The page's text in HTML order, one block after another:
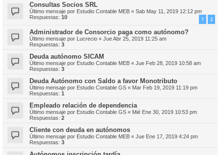
Consultas Socios SRL
Último mensaje por Estudio Contable MEB « Sab May 11, 2019 12:12 pm
Respuestas: 10 1 2
Administrador de Consorcio paga como autónomo?
Último mensaje por Lucrecio « Jue Abr 25, 2019 11:25 am
Respuestas: 3
Deuda autónomo SICAM
Último mensaje por Estudio Contable MEB « Jue Feb 28, 2019 10:58 am
Respuestas: 3
Deuda Autónomo con Saldo a favor Monotributo
Último mensaje por Estudio Contable GS « Mar Feb 19, 2019 11:19 pm
Respuestas: 1
Empleado relación de dependencia
Último mensaje por Estudio Contable GS « Mié Ene 30, 2019 10:53 pm
Respuestas: 2
Cliente con deuda en autónomos
Último mensaje por Estudio Contable MEB « Jue Ene 17, 2019 4:24 pm
Respuestas: 3